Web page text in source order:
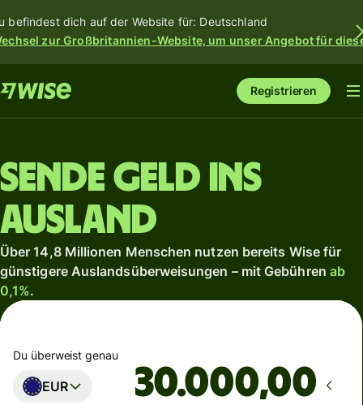
befindest dich auf der Website für: Deutschland
zur Großbritannien-Website, um unser Angebot für
Registrieren
Sende Geld ins
Ausland
Über 14,8 Millionen Menschen nutzen bereits Wise für
günstigere Auslandsüberweisungen – mit Gebühren ab
0,1%.
Du überweist genau
EUR ,00